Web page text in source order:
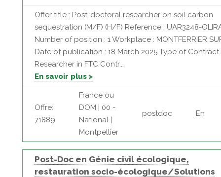
Offer title : Post-doctoral researcher on soil carbon
sequestration (M/F) (H/F) Reference : UAR3248-
Number of position : 1 Workplace : MONTFERRIER
Date of publication : 18 March 2025 Type of Contract
Researcher in FTC Contr...
En savoir plus >
Offre:
71889
France ou
DOM | 00 -
National |
Montpellier
postdoc En
Post-Doc en Génie civil écologique,
restauration socio-écologique/Solutions